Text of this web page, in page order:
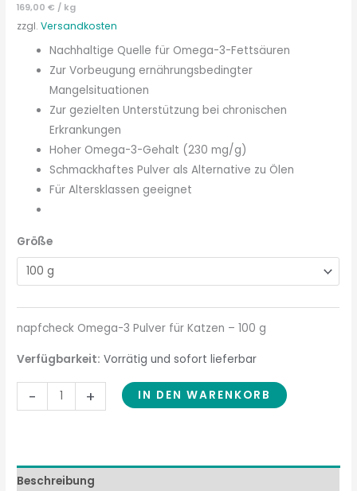
169,00€ / kg
zzgl.Versandkosten
Nachhaltige Quelle für Omega-3-Fettsäuren
Zur Vorbeugung ernährungsbedingter
Mangelsituationen
Zur gezielten Unterstützung bei chronischen
Erkrankungen
Hoher Omega-3-Gehalt (230 mg/g)
Schmackhaftes Pulver als Alternative zu Ölen
Für Altersklassen geeignet
Größe
napfcheck Omega-3 Pulver für Katzen – 100 g
Verfügbarkeit: Vorrätig und sofort lieferbar
- + IN DEN WARENKORB
Beschreibung